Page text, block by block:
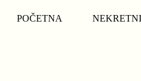
POČETNA